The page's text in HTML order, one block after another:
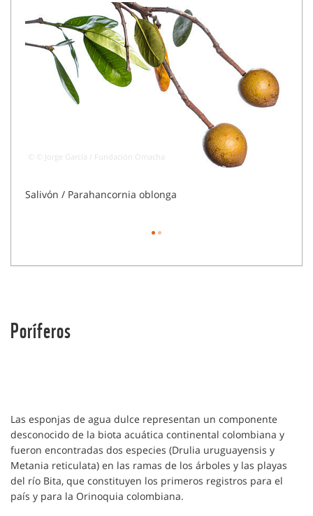
© © Jorge García / Fundación Omacha
Salivón / Parahancornia oblonga
Poríferos
Las esponjas de agua dulce representan un componente
desconocido de la biota acuática continental colombiana y
fueron encontradas dos especies (Drulia uruguayensis y
Metania reticulata) en las ramas de los árboles y las playas
del río Bita, que constituyen los primeros registros para el
país y para la Orinoquia colombiana.